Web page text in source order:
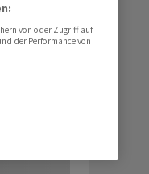
von oder Zugriff auf
der Performance von